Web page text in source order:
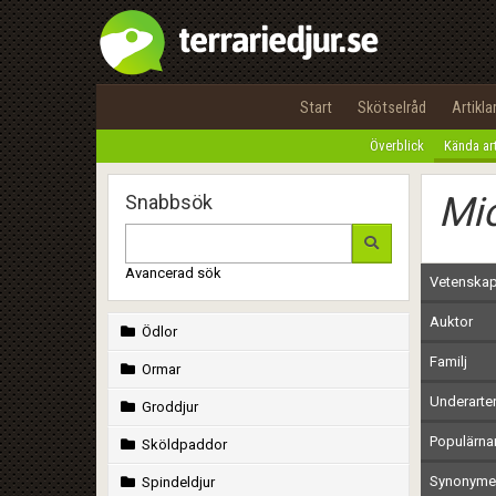
Start Skötselråd Artiklar
Överblick Kända
Snabbsök
Avancerad sök
Ödlor
Ormar
Groddjur
Sköldpaddor
Spindeldjur
Auktor
Familj
Underarter